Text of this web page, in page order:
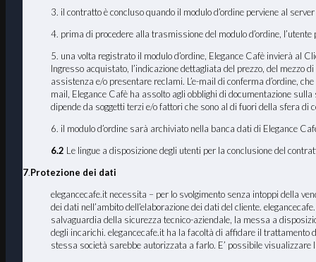
3. il contratto è concluso quando il modulo d’ordine perviene al
4. prima di procedere alla trasmissione del modulo d’ordine,
5. una volta registrato il modulo d’ordine, Elegance Cafè invierà al
Ingresso acquistato, l’indicazione dettagliata del prezzo, del mezzo
assistenza e/o presentare reclami. L’e-mail di conferma d’ordine,
mail, Elegance Cafè ha assolto agli obblighi di documentazione
dipende da soggetti terzi e/o fattori che sono al di fuori della sfera di
6. il modulo d’ordine sarà archiviato nella banca dati di Elegance
6.2 Le lingue a disposizione degli utenti per la conclusione del
7.Protezione dei dati
elegancecafe.it necessita – per lo svolgimento senza intoppi della
dei dati nell’ambito dell’elaborazione dei dati del cliente.
salvaguardia della sicurezza tecnico-aziendale, la messa a
degli incarichi. elegancecafe.it ha la facoltà di affidare il
stessa società sarebbe autorizzata a farlo. E’ possibile